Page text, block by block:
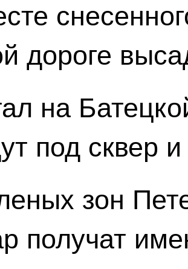
дороге
на
под сквер
зон
получат